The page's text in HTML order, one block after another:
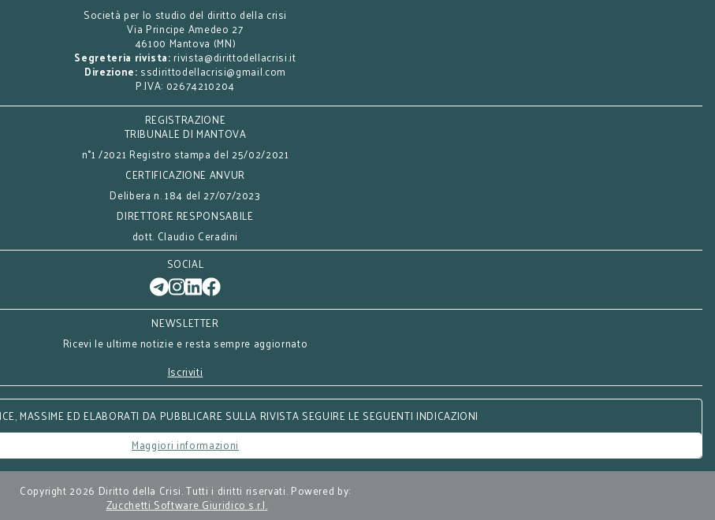
Società per lo studio del diritto della crisi
Via Principe Amedeo 27
46100 Mantova (MN)
Segreteria rivista: rivista@dirittodellacrisi.it
Direzione: ssdirittodellacrisi@gmail.com
P.IVA: 02674210204
REGISTRAZIONE
TRIBUNALE DI MANTOVA
n°1 /2021 Registro stampa del 25/02/2021
CERTIFICAZIONE ANVUR
Delibera n. 184 del 27/07/2023
DIRETTORE RESPONSABILE
dott. Claudio Ceradini
SOCIAL
NEWSLETTER
Ricevi le ultime notizie e resta sempre aggiornato
Iscriviti
MASSIME ED ELABORATI DA PUBBLICARE SULLA RIVISTA SEGUIRE LE SEGUENTI INDICAZIONI
Maggiori informazioni
Copyright 2026 Diritto della Crisi. Tutti i diritti riservati. Powered by:
Zucchetti Software Giuridico s.r.l.